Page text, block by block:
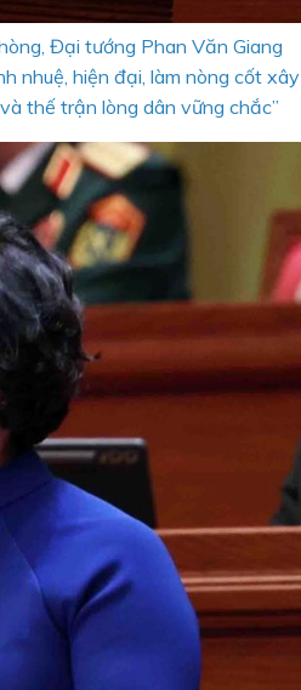
Đại tướng Phan Văn Giang
nhuệ, hiện đại, làm nòng cốt xây
thế trận lòng dân vững chắc”